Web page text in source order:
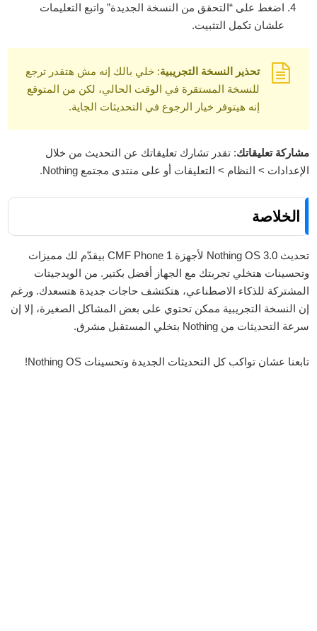
اضغط على “التحقق من النسخة الجديدة” واتبع التعليمات
علشان تكمل التثبيت.
تحذير النسخة التجريبية: خلي بالك إنه مش هتقدر ترجع
للنسخة المستقرة في الوقت الحالي، لكن من المتوقع
إنه هيتوفر خيار الرجوع في التحديثات الجاية.
مشاركة تعليقاتك: تقدر تشارك تعليقاتك عن التحديث من خلال
الإعدادات > النظام > التعليقات أو على منتدى مجتمع Nothing.
الخلاصة
تحديث Nothing OS 3.0 لأجهزة CMF Phone 1 بيقدّم لك مميزات
وتحسينات هتخلي تجربتك مع الجهاز أفضل بكتير. من الويدجيتات
المشتركة للذكاء الاصطناعي، هتكتشف حاجات جديدة هتسعدك. ورغم
إن النسخة التجريبية ممكن تحتوي على بعض المشاكل الصغيرة، إلا إن
سرعة التحديثات من Nothing بتخلي المستقبل مشرق.
تابعنا عشان تواكب كل التحديثات الجديدة وتحسينات Nothing OS!